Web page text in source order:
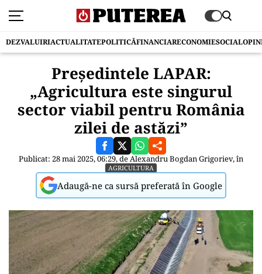
DEZVALUIRIACTUALITATEPOLITICĂFINANCIARECONOMIESOCIAL
Președintele LAPAR:
„Agricultura este singurul
sector viabil pentru România
zilei de astăzi”
Publicat: 28 mai 2025, 06:29, deAlexandru Bogdan Grigoriev, în
AGRICULTURA
Adaugă-ne ca sursă preferată în Google